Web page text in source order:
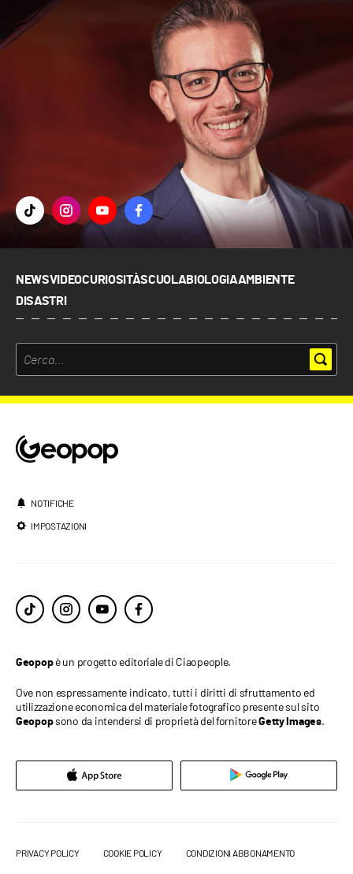
NEWSVIDEOCURIOSITÀSCUOLABIOLOGIAAMBIENTE
DISASTRI
NOTIFICHE
IMPOSTAZIONI
Geopopè un progetto editoriale di Ciaopeople.
Ove non espressamente indicato, tutti i diritti di sfruttamento ed
utilizzazione economica del materiale fotografico presente sul sito
Geopopsono da intendersi di proprietà del fornitoreGetty Images.
PRIVACY POLICY COOKIE POLICY CONDIZIONI ABBONAMENTO